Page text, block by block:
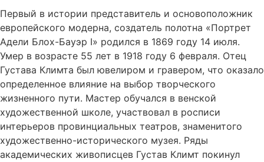
Первый в истории представитель и основоположник
европейского модерна, создатель полотна «Портрет
Адели Блох-Бауэр I» родился в 1869 году 14 июля.
Умер в возрасте 55 лет в 1918 году 6 февраля. Отец
Густава Климта был ювелиром и гравером, что оказало
определенное влияние на выбор творческого
жизненного пути. Мастер обучался в венской
художественной школе, участвовал в росписи
интерьеров провинциальных театров, знаменитого
художественно-исторического музея. Ряды
академических живописцев Густав Климт покинул